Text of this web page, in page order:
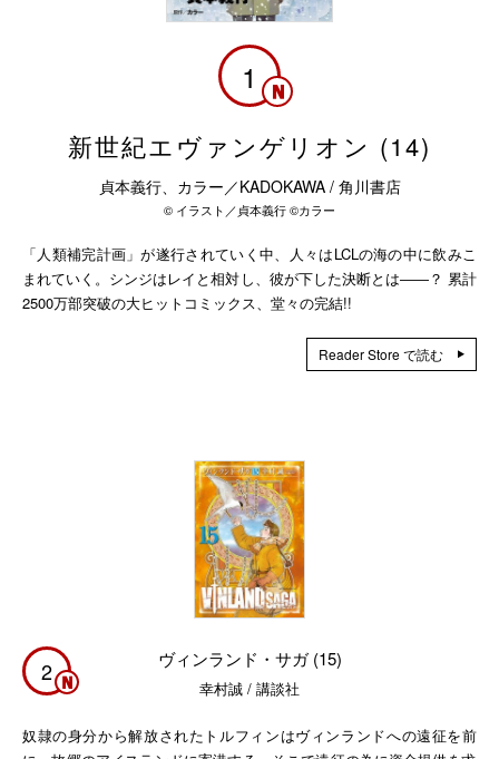
1
新世紀エヴァンゲリオン (14)
貞本義行、カラー／KADOKAWA / 角川書店
© イラスト／貞本義行 ©カラー
「人類補完計画」が遂行されていく中、人々はLCLの海の中に飲みこ
まれていく。シンジはレイと相対し、彼が下した決断とは――？ 累計
2500万部突破の大ヒットコミックス、堂々の完結!!
Reader Store で読む
2 ヴィンランド・サガ (15)
幸村誠 / 講談社
奴隷の身分から解放されたトルフィンはヴィンランドへの遠征を前